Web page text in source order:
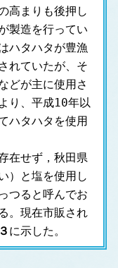
高まりも後押し
製造を行ってい
ハタハタが豊漁
れていたが、そ
どが主に使用さ
り、平成10年以
ハタハタを使用
在せず，秋田県
）と塩を使用し
つると呼んでお
。現在市販され
に示した。